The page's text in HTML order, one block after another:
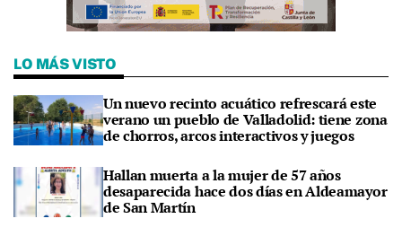
LO MÁS VISTO
Un nuevo recinto acuático refrescará este
verano un pueblo de Valladolid: tiene zona
de chorros, arcos interactivos y juegos
Hallan muerta a la mujer de 57 años
desaparecida hace dos días en Aldeamayor
de San Martín